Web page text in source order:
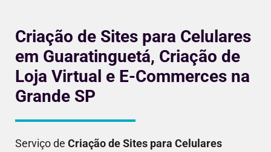
Criação de Sites para Celulares
em Guaratinguetá, Criação de
Loja Virtual e E-Commerces na
Grande SP
Serviço de Criação de Sites para Celulares